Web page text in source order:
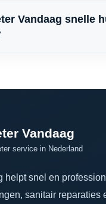
Vandaag snelle
Vandaag
service in Nederland
helpt snel en
sanitair reparaties